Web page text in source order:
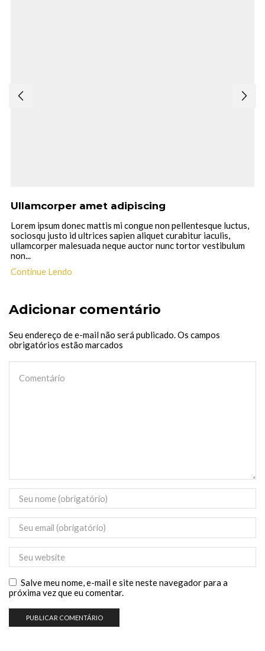
Ullamcorper amet adipiscing
Lorem ipsum donec mattis mi congue non pellentesque luctus,
sociosqu justo id ultrices sapien aliquet curabitur iaculis,
ullamcorper malesuada neque auctor nunc tortor vestibulum
non...
Continue Lendo
Adicionar comentário
Seu endereço de e-mail não será publicado. Os campos
obrigatórios estão marcados
Salve meu nome, e-mail e site neste navegador para a
próxima vez que eu comentar.